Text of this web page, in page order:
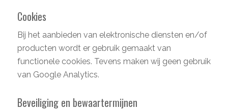
Cookies
Bij het aanbieden van elektronische diensten en/of
producten wordt er gebruik gemaakt van
functionele cookies. Tevens maken wij geen gebruik
van Google Analytics.
Beveiliging en bewaartermijnen